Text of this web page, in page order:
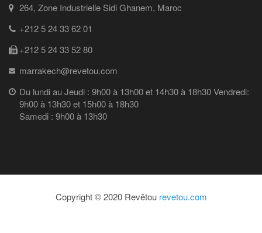
264, Zone Industrielle Sidi Ghanem, Maroc
+212 5 24 33 62 01
+212 5 24 33 52 80
marrakech@revetou.com
Du lundi au Jeudi : 9h00 à 13h00 et 14h30 à 18h30 Vendredi:
9h00 à 13h30 et 15h00 à 18h30
Samedi : 9h00 à 13h30
Copyright © 2020 Revêtou revetou.com